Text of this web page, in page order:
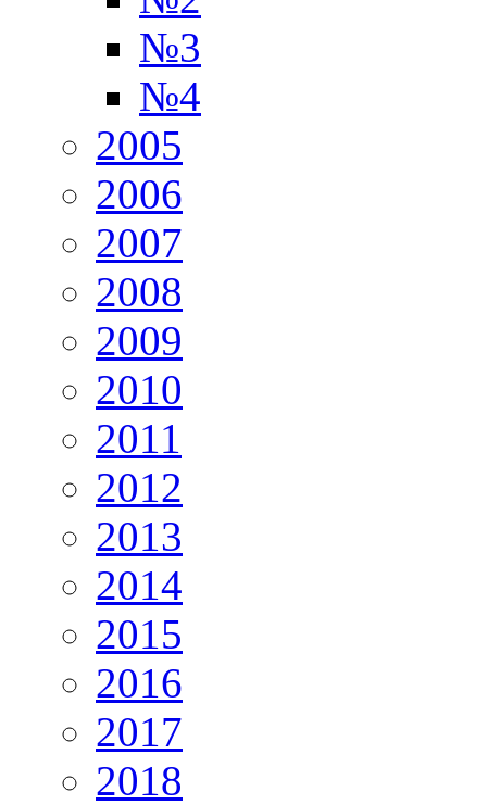
№3
№4
2005
2006
2007
2008
2009
2010
2011
2012
2013
2014
2015
2016
2017
2018